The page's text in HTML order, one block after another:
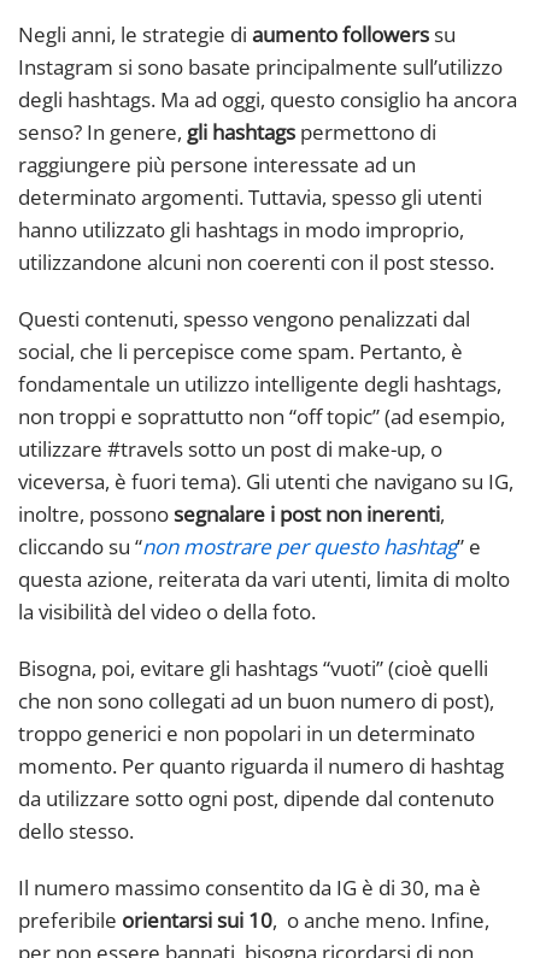
Negli anni, le strategie di aumento followerssu
Instagram si sono basate principalmente sull’utilizzo
degli hashtags. Ma ad oggi, questo consiglio ha ancora
senso? In genere, gli hashtags permettono di
raggiungere più persone interessate ad un
determinato argomenti. Tuttavia, spesso gli utenti
hanno utilizzato gli hashtags in modo improprio,
utilizzandone alcuni non coerenti con il post stesso.
Questi contenuti, spesso vengono penalizzati dal
social, che li percepisce come spam. Pertanto, è
fondamentale un utilizzo intelligente degli hashtags,
non troppi e soprattutto non “off topic” (ad esempio,
utilizzare #travels sotto un post di make-up, o
viceversa, è fuori tema). Gli utenti che navigano su IG,
inoltre, possonosegnalare i post non inerenti,
cliccando su “non mostrare per questo hashtag” e
questa azione, reiterata da vari utenti, limita di molto
la visibilità del video o della foto.
Bisogna, poi, evitare gli hashtags “vuoti” (cioè quelli
che non sono collegati ad un buon numero di post),
troppo generici e non popolari in un determinato
momento. Per quanto riguarda il numero di hashtag
da utilizzare sotto ogni post, dipende dal contenuto
dello stesso.
Il numero massimo consentito da IG è di 30, ma è
preferibile orientarsi sui 10, o anche meno. Infine,
per non essere bannati, bisogna ricordarsi di non